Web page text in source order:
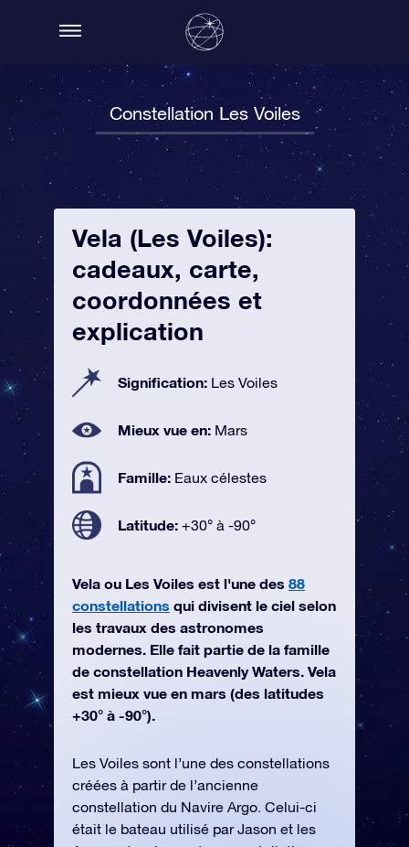
Constellation Les Voiles
Vela (Les Voiles):
cadeaux, carte,
coordonnées et
explication
Signification: Les Voiles
Mieux vue en: Mars
Famille: Eaux célestes
Latitude: +30° à -90°
Vela ou Les Voiles est l'une des 88
constellations qui divisent le ciel selon
les travaux des astronomes
modernes. Elle fait partie de la famille
de constellation Heavenly Waters. Vela
est mieux vue en mars (des latitudes
+30° à -90°).
Les Voiles sont l’une des constellations
créées à partir de l’ancienne
constellation du Navire Argo. Celui-ci
était le bateau utilisé par Jason et les